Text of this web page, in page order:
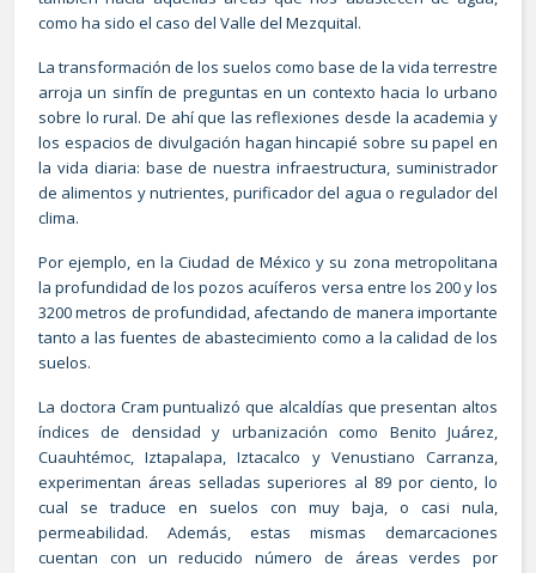
como ha sido el caso del Valle del Mezquital.
La transformación de los suelos como base de la vida terrestre
arroja un sinfín de preguntas en un contexto hacia lo urbano
sobre lo rural. De ahí que las reflexiones desde la academia y
los espacios de divulgación hagan hincapié sobre su papel en
la vida diaria: base de nuestra infraestructura, suministrador
de alimentos y nutrientes, purificador del agua o regulador del
clima.
Por ejemplo, en la Ciudad de México y su zona metropolitana
la profundidad de los pozos acuíferos versa entre los 200 y los
3200 metros de profundidad, afectando de manera importante
tanto a las fuentes de abastecimiento como a la calidad de los
suelos.
La doctora Cram puntualizó que alcaldías que presentan altos
índices de densidad y urbanización como Benito Juárez,
Cuauhtémoc, Iztapalapa, Iztacalco y Venustiano Carranza,
experimentan áreas selladas superiores al 89 por ciento, lo
cual se traduce en suelos con muy baja, o casi nula,
permeabilidad. Además, estas mismas demarcaciones
cuentan con un reducido número de áreas verdes por